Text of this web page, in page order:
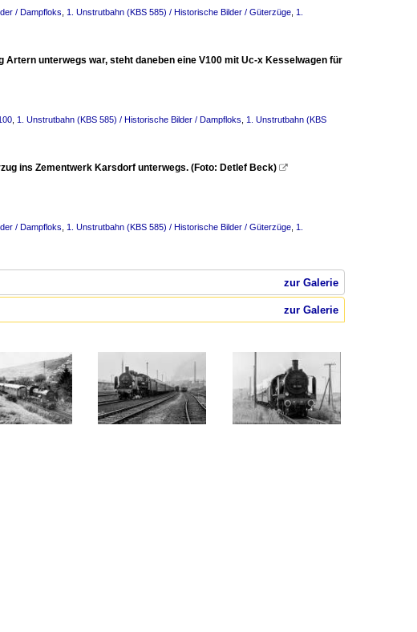
/ Dampfloks 1. Unstrutbahn (KBS 585) / Historische Bilder / Güterzüge 1.
Artern unterwegs war, steht daneben eine V100 mit Uc-x Kesselwagen für
1. Unstrutbahn (KBS 585) / Historische Bilder / Dampfloks
1. Unstrutbahn (KBS
ins Zementwerk Karsdorf unterwegs. (Foto: Detlef Beck) 
/ Dampfloks 1. Unstrutbahn (KBS 585) / Historische Bilder / Güterzüge 1.
zur Galerie
zur Galerie